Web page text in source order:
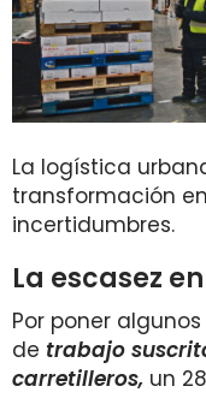
La logística
transformación
incertidumbres.
La escasez
Por poner
de trabajo
carretilleros, un